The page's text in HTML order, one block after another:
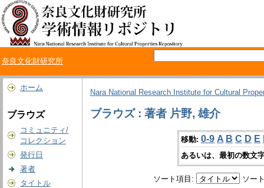
奈良文化財研究所
ホーム
ブラウズ
コミュニティ/
コレクション
発行日
著者
タイトル
Nara National Research Institute for Cultural
ブラウズ : 著者 片野, 雄介
移動: 0-9 A B C D E
あるいは、最初の数文
ソート項目: ソー